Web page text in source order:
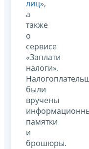
лиц»,
а
также
о
сервисе
«Заплати
налоги».
были
вручены
памятки
и
брошюры.